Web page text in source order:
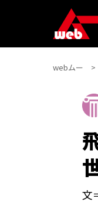
webムー
文